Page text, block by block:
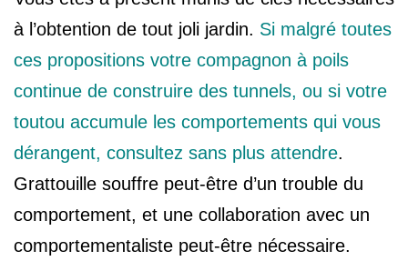
à l’obtention de tout joli jardin. Si malgré toutes
ces propositions votre compagnon à poils
continue de construire des tunnels, ou si votre
toutou accumule les comportements qui vous
dérangent, consultez sans plus attendre.
Grattouille souffre peut-être d’un trouble du
comportement, et une collaboration avec un
comportementaliste peut-être nécessaire.